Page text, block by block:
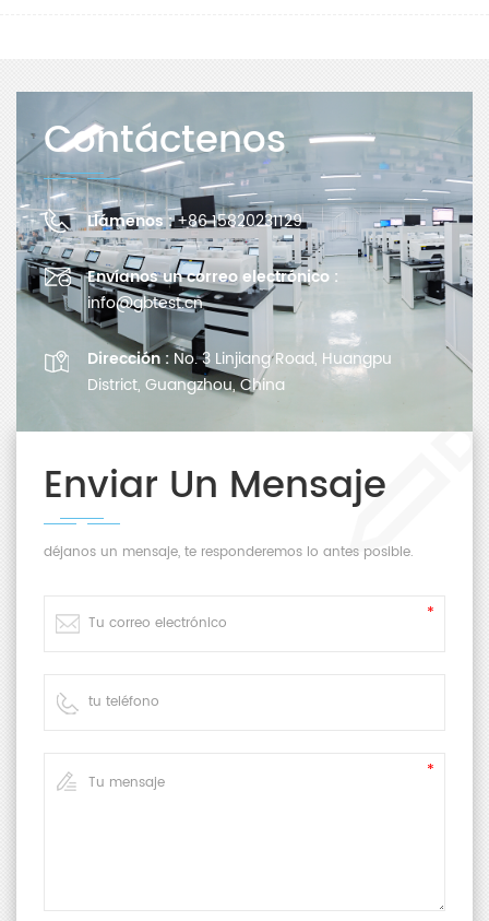
Contáctenos
Llámenos :+86 15820231129
Envíanos un correo electrónico :
info@gbtest.cn
Dirección : No. 3 Linjiang Road, Huangpu
District, Guangzhou, China
Enviar Un Mensaje
déjanos un mensaje, te responderemos lo antes posible.